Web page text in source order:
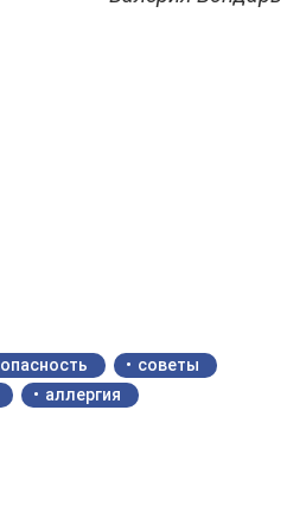
опасность
советы
аллергия